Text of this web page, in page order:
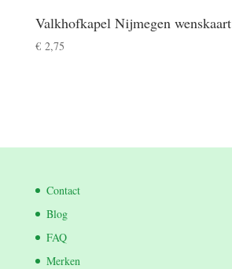
Valkhofkapel Nijmegen wenskaart
€2,75
Contact
Blog
FAQ
Merken